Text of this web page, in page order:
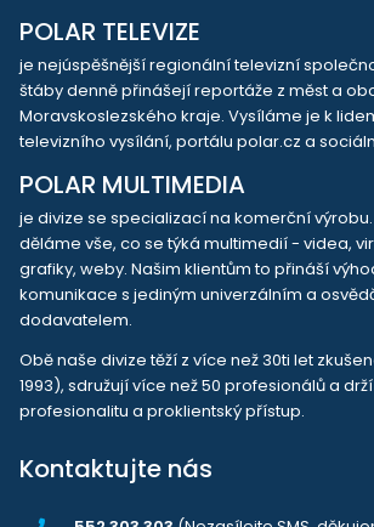
POLAR TELEVIZE
je nejúspěšnější regionální televizní
štáby denně přinášejí reportáže z měst a
Moravskoslezského kraje. Vysíláme je k
televizního vysílání, portálu polar.cz a
POLAR MULTIMEDIA
je divize se specializací na komerční
děláme vše, co se týká multimedií - videa,
grafiky, weby. Našim klientům to přináší
komunikace s jediným univerzálním a
dodavatelem.
Obě naše divize těží z více než 30ti let
1993), sdružují více než 50 profesionálů a
profesionalitu a proklientský přístup.
Kontaktujte nás